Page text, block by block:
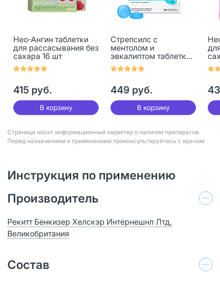
Нео-Ангин таблетки
для рассасывания без
сахара 16 шт
415 руб.
В корзину
Стрепсилс с
ментолом и
эвкалиптом таблетки
для рассасывания 24
шт
449 руб.
В корзину
шт
Страница носит информационный характер о наличии препаратов.
Перед назначением и применением проконсультируйтесь с врачом
Инструкция по применению
Производитель
Рекитт Бенкизер Хелскэр Интернешнл Лтд,
Великобритания
Состав